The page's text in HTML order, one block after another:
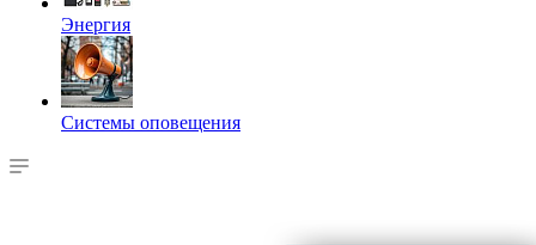
Энергия
Системы оповещения